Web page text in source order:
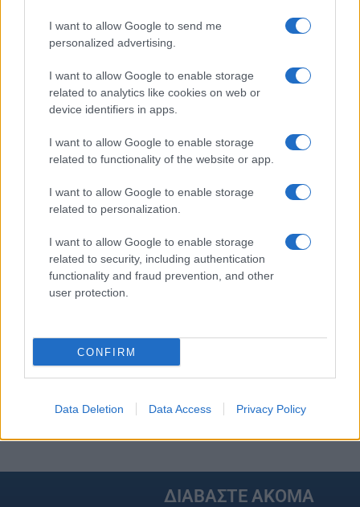
I want to allow Google to send me
personalized advertising.
I want to allow Google to enable storage
related to analytics like cookies on web or
device identifiers in apps.
I want to allow Google to enable storage
related to functionality of the website or app.
I want to allow Google to enable storage
related to personalization.
I want to allow Google to enable storage
related to security, including authentication
functionality and fraud prevention, and other
user protection.
CONFIRM
Data Deletion Data Access Privacy Policy
Ακολουθείστε το iPaideia.gr στο Google
TελευταίεςΕιδήσειςγια την Παιδεία και την εργασία στο
Στην Κατηγορία:ΠΑΙΔΕΙΑ
ΔΙΑΒΑΣΤΕ ΑΚΟΜΑ